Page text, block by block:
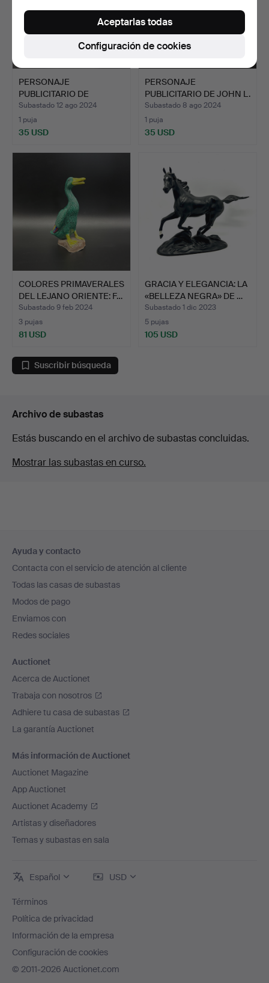
PERSONAJE
PUBLICITARIO DE
CERÁMICA JIM BEA…
Subastado 12 ago 2024
1 puja
35 USD
PERSONAJE
PUBLICITARIO DE JOHN L.
SULLIVAN…
Subastado 8 ago 2024
1 puja
35 USD
COLORES PRIMAVERALES
DEL LEJANO ORIENTE: F…
Subastado 9 feb 2024
3 pujas
81 USD
GRACIA Y ELEGANCIA: LA
«BELLEZA NEGRA» DE …
Subastado 1 dic 2023
5 pujas
105 USD
Suscribir búsqueda
Archivo de subastas
Estás buscando en el archivo de subastas concluidas.
Mostrar las subastas en curso.
en
el
pie
de
página
Ayuda y contacto
Contacta con el servicio de atención al cliente
Todas las casas de subastas
Modos de pago
Enviamos con
Redes sociales
Auctionet
Acerca de Auctionet
Trabaja con nosotros
Adhiere tu casa de subastas
La garantía Auctionet
Más información de Auctionet
Auctionet Magazine
App Auctionet
Auctionet Academy
Artistas y diseñadores
Temas y subastas en sala
Español USD
Términos
Política de privacidad
Información de la empresa
Configuración de cookies
© 2011-2026 Auctionet.com
Configuración de cookies
Aceptarlas todas